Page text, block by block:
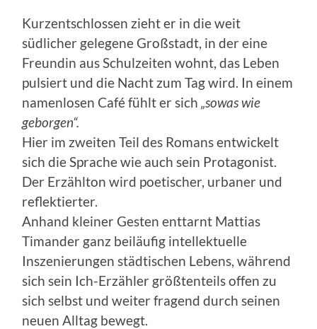
Kurzentschlossen zieht er in die weit
südlicher gelegene Großstadt, in der eine
Freundin aus Schulzeiten wohnt, das Leben
pulsiert und die Nacht zum Tag wird. In einem
namenlosen Café fühlt er sich„sowas wie
geborgen“.
Hier im zweiten Teil des Romans entwickelt
sich die Sprache wie auch sein Protagonist.
Der Erzählton wird poetischer, urbaner und
reflektierter.
Anhand kleiner Gesten enttarnt Mattias
Timander ganz beiläufig intellektuelle
Inszenierungen städtischen Lebens, während
sich sein Ich-Erzähler größtenteils offen zu
sich selbst und weiter fragend durch seinen
neuen Alltag bewegt.